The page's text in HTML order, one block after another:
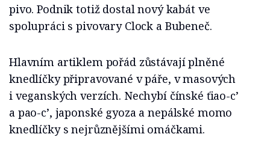
pivo. Podnik totiž dostal nový kabát ve
spolupráci s pivovary Clock a Bubeneč.
Hlavním artiklem pořád zůstávají plněné
knedlíčky připravované v páře, v masových
i veganských verzích. Nechybí čínské ťiao-c’
a pao-c’, japonské gyoza a nepálské momo
knedlíčky s nejrůznějšími omáčkami.